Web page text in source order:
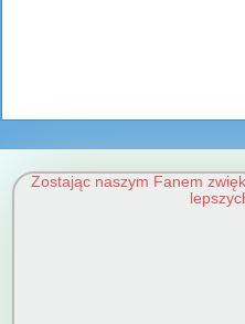
Zostając naszym Fanem